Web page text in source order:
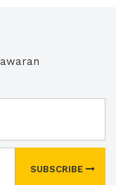
SUBSCRIBE